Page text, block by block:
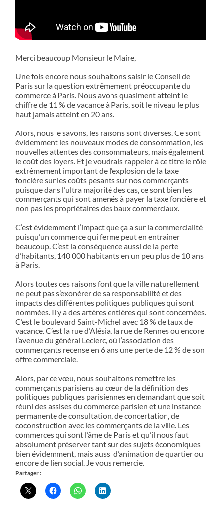
Merci beaucoup Monsieur le Maire,
Une fois encore nous souhaitons saisir le Conseil de
Paris sur la question extrêmement préoccupante du
commerce à Paris. Nous avons quasiment atteint le
chiffre de 11 % de vacance à Paris, soit le niveau le plus
haut jamais atteint en 20 ans.
Alors, nous le savons, les raisons sont diverses. Ce sont
évidemment les nouveaux modes de consommation, les
nouvelles attentes des consommateurs, mais également
le coût des loyers. Et je voudrais rappeler à ce titre le rôle
extrêmement important de l’explosion de la taxe
foncière sur les coûts pesants sur nos commerçants
puisque dans l’ultra majorité des cas, ce sont bien les
commerçants qui sont amenés à payer la taxe foncière et
non pas les propriétaires des baux commerciaux.
C’est évidemment l’impact que ça a sur la commercialité
puisqu’un commerce qui ferme peut en entraîner
beaucoup. C’est la conséquence aussi de la perte
d’habitants, 140 000 habitants en un peu plus de 10 ans
à Paris.
Alors toutes ces raisons font que la ville naturellement
ne peut pas s’exonérer de sa responsabilité et des
impacts des différentes politiques publiques qui sont
nommées. Il y a des artères entières qui sont concernées.
C’est le boulevard Saint-Michel avec 18 % de taux de
vacance. C’est la rue d’Alésia, la rue de Rennes ou encore
l’avenue du général Leclerc, où l’association des
commerçants recense en 6 ans une perte de 12 % de son
offre commerciale.
Alors, par ce vœu, nous souhaitons remettre les
commerçants parisiens au cœur de la définition des
politiques publiques parisiennes en demandant que soit
réuni des assises du commerce parisien et une instance
permanente de consultation, de concertation, de
coconstruction avec les commerçants de la ville. Les
commerces qui sont l’âme de Paris et qu’il nous faut
absolument préserver tant sur des sujets économiques
bien évidemment, mais aussi d’animation de quartier ou
encore de lien social. Je vous remercie.
Partager :